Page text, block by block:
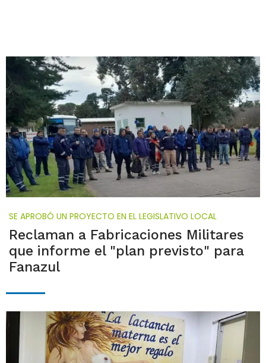
SE APROBÓ UN PROYECTO EN EL LEGISLATIVO LOCAL
Reclaman a Fabricaciones Militares
que informe el "plan previsto" para
Fanazul